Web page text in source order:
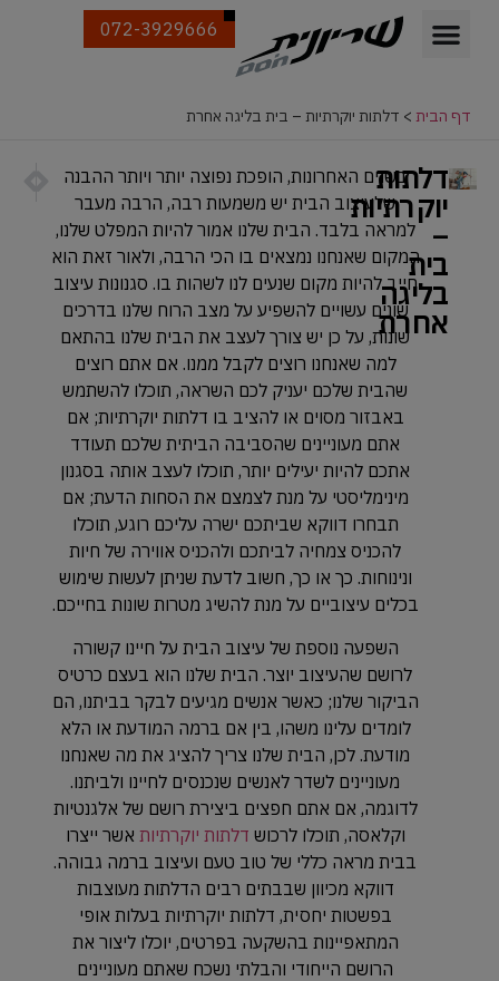
072-3929666
דף הבית > דלתות יוקרתיות – בית בליגה אחרת
דלתות
יוקרתיות
–
בית
בליגה
אחרת
בשנים האחרונות, הופכת נפוצה יותר ויותר ההבנה
שלעיצוב הבית יש משמעות רבה, הרבה מעבר
למראה בלבד. הבית שלנו אמור להיות המפלט שלנו,
המקום שאנחנו נמצאים בו הכי הרבה, ולאור זאת הוא
חייב להיות מקום שנעים לנו לשהות בו. סגנונות עיצוב
שונים עשויים להשפיע על מצב הרוח שלנו בדרכים
שונות, על כן יש צורך לעצב את הבית שלנו בהתאם
למה שאנחנו רוצים לקבל ממנו. אם אתם רוצים
שהבית שלכם יעניק לכם השראה, תוכלו להשתמש
באבזור מסוים או להציב בו דלתות יוקרתיות; אם
אתם מעוניינים שהסביבה הביתית שלכם תעודד
אתכם להיות יעילים יותר, תוכלו לעצב אותה בסגנון
מינימליסטי על מנת לצמצם את הסחות הדעת; אם
תבחרו דווקא שביתכם ישרה עליכם רוגע, תוכלו
להכניס צמחיה לביתכם ולהכניס אווירה של חיות
ונינוחות. כך או כך, חשוב לדעת שניתן לעשות שימוש
בכלים עיצוביים על מנת להשיג מטרות שונות בחייכם.
השפעה נוספת של עיצוב הבית על חיינו קשורה
לרושם שהעיצוב יוצר. הבית שלנו הוא בעצם כרטיס
הביקור שלנו; כאשר אנשים מגיעים לבקר בביתנו, הם
לומדים עלינו משהו, בין אם ברמה המודעת או הלא
מודעת. לכן, הבית שלנו צריך להציג את מה שאנחנו
מעוניינים לשדר לאנשים שנכנסים לחיינו ולביתנו.
לדוגמה, אם אתם חפצים ביצירת רושם של אלגנטיות
וקלאסה, תוכלו לרכוש דלתות יוקרתיות אשר ייצרו
בבית מראה כללי של טוב טעם ועיצוב ברמה גבוהה.
דווקא מכיוון שבבתים רבים הדלתות מעוצבות
בפשטות יחסית, דלתות יוקרתיות בעלות אופי
המתאפיינות בהשקעה בפרטים, יוכלו ליצור את
הרושם הייחודי והבלתי נשכח שאתם מעוניינים